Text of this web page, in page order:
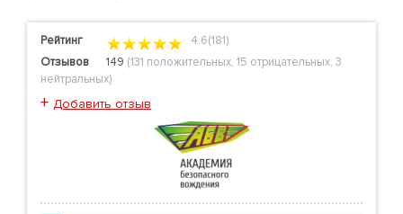
Рейтинг
4.6(181)
Отзывов
149 (131 положительных, 15 отрицательных, 3
нейтральных)
+ Добавить отзыв